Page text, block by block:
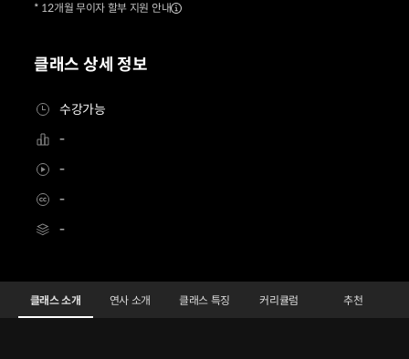
클래스 상세 정보
수강가능
-
-
-
-
* 12개월 무이자 할부 지원 안내
[빵모닝100일기간제] 파티셰 권선희3Details
Configuration Information Shortcuts
클래스 소개 연사 소개 클래스 특징 커리큘럼 추천